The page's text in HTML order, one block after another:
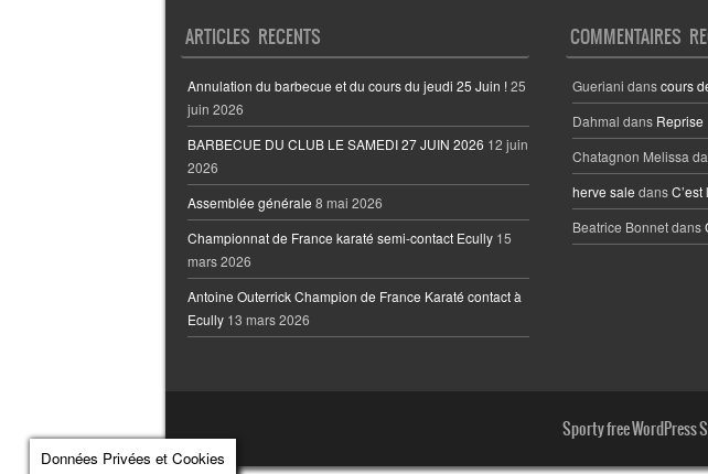
ARTICLES RECENTS
Annulation du barbecue et du cours du jeudi 25 Juin ! 25
juin 2026
BARBECUE DU CLUB LE SAMEDI 27 JUIN 2026 12 juin
2026
Assemblée générale 8 mai 2026
Championnat de France karaté semi-contact Ecully 15
mars 2026
Antoine Outerrick Champion de France Karaté contact à
Ecully 13 mars 2026
COMMENTAIRES
Gueriani danscours
Dahmal dans Reprise
Chatagnon Melissa
herve sale dans
Beatrice Bonnetdans
Sporty free WordPress
Données Privées et Cookies